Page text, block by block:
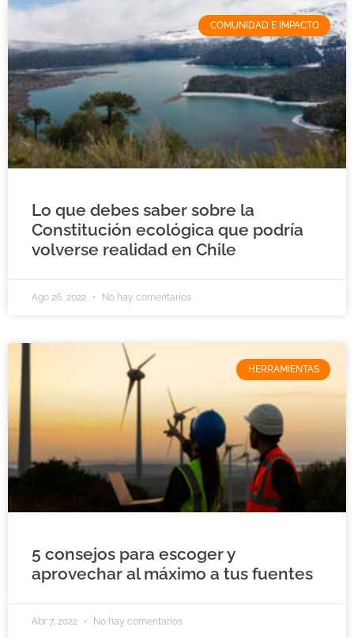
COMUNIDAD E IMPACTO
Lo que debes saber sobre la
Constitución ecológica que podría
volverse realidad en Chile
Ago 26, 2022 No hay comentarios
HERRAMIENTAS
5 consejos para escoger y
aprovechar al máximo a tus fuentes
Abr 7, 2022 No hay comentarios